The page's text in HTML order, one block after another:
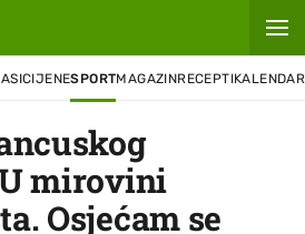
CIJENESPORTMAGAZINRECEPTIKALENDAR
mirovini
Osjećam se